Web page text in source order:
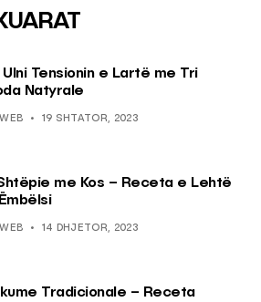
Tensionin e Lartë me Tri
Natyrale
19 SHTATOR, 2023
me Kos – Receta e Lehtë
14 DHJETOR, 2023
Tradicionale – Receta